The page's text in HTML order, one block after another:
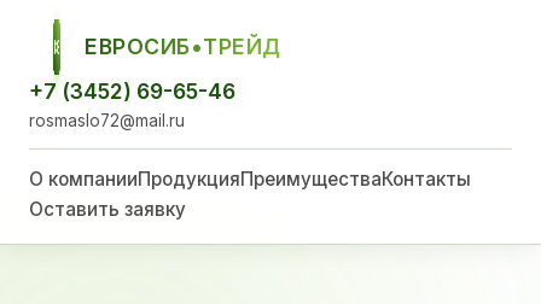
ЕСТ
ЕВРОСИБ•ТРЕЙД
+7 (3452) 69-65-46
rosmaslo72@mail.ru
О компанииПродукцияПреимуществаКонтакты
Оставить заявку